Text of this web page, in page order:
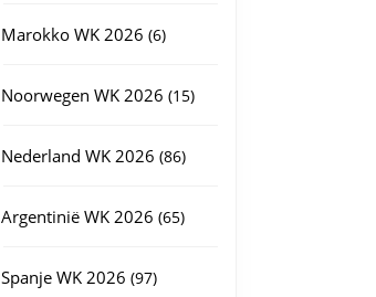
Marokko WK 2026 66
Noorwegen WK 2026 1515
Nederland WK 2026 8686
Argentinië WK 2026 6565
Spanje WK 2026 9797